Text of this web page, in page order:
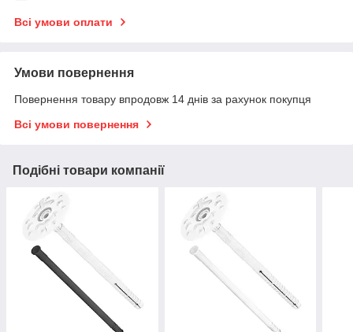
Всі умови оплати
Умови повернення
Повернення товару впродовж 14 днів за рахунок покупця
Всі умови повернення
Подібні товари компанії